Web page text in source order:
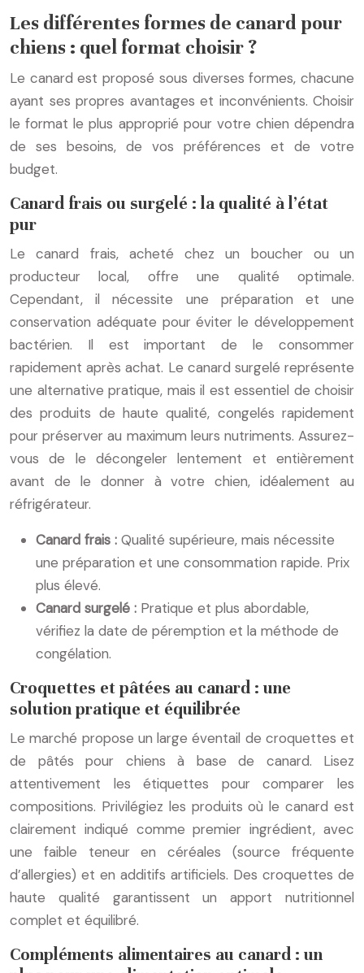
Les différentes formes de canard pour
chiens : quel format choisir ?
Le canard est proposé sous diverses formes, chacune
ayant ses propres avantages et inconvénients. Choisir
le format le plus approprié pour votre chien dépendra
de ses besoins, de vos préférences et de votre
budget.
Canard frais ou surgelé : la qualité à l’état
pur
Le canard frais, acheté chez un boucher ou un
producteur local, offre une qualité optimale.
Cependant, il nécessite une préparation et une
conservation adéquate pour éviter le développement
bactérien. Il est important de le consommer
rapidement après achat. Le canard surgelé représente
une alternative pratique, mais il est essentiel de choisir
des produits de haute qualité, congelés rapidement
pour préserver au maximum leurs nutriments. Assurez-
vous de le décongeler lentement et entièrement
avant de le donner à votre chien, idéalement au
réfrigérateur.
Canard frais : Qualité supérieure, mais nécessite
une préparation et une consommation rapide. Prix
plus élevé.
Canard surgelé : Pratique et plus abordable,
vérifiez la date de péremption et la méthode de
congélation.
Croquettes et pâtées au canard : une
solution pratique et équilibrée
Le marché propose un large éventail de croquettes et
de pâtés pour chiens à base de canard. Lisez
attentivement les étiquettes pour comparer les
compositions. Privilégiez les produits où le canard est
clairement indiqué comme premier ingrédient, avec
une faible teneur en céréales (source fréquente
d’allergies) et en additifs artificiels. Des croquettes de
haute qualité garantissent un apport nutritionnel
complet et équilibré.
Compléments alimentaires au canard : un